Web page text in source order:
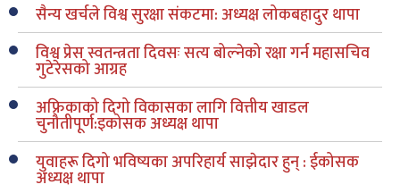
सैन्य खर्चले विश्व सुरक्षा संकटमा: अध्यक्ष लोकबहादुर थापा
विश्व प्रेस स्वतन्त्रता दिवसः सत्य बोल्नेको रक्षा गर्न महासचिव
गुटेरेसको आग्रह
अफ्रिकाको दिगो विकासका लागि वित्तीय खाडल
चुनौतीपूर्ण:इकोसक अध्यक्ष थापा
युवाहरू दिगो भविष्यका अपरिहार्य साझेदार हुन् : ईकोसक
अध्यक्ष थापा